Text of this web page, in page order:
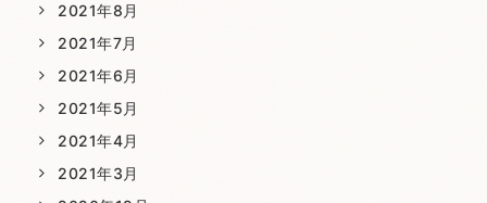
2021年8月
2021年7月
2021年6月
2021年5月
2021年4月
2021年3月